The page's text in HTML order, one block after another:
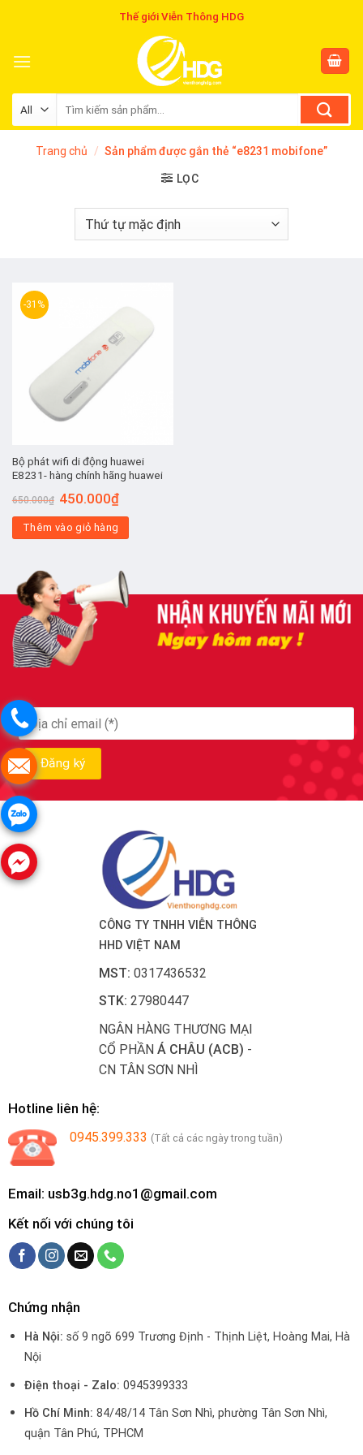
Thế giới Viễn Thông HDG
Trang chủ / Sản phẩm được gắn thẻ “e8231 mobifone”
LỌC
-31%
Bộ phát wifi di động huawei
E8231- hàng chính hãng huawei
650.000₫ Giá
gốc
là:
650.000₫.
450.000₫Giá
tại
450.000₫.
Thêm vào giỏ hàng
CÔNG TY TNHH VIỄN THÔNG
HHD VIỆT NAM
MST: 0317436532
STK: 27980447
NGÂN HÀNG THƯƠNG MẠI
CỔ PHẦN Á CHÂU (ACB) -
CN TÂN SƠN NHÌ
Hotline liên hệ:
0945.399.333 (Tất cả các ngày trong tuần)
Email: usb3g.hdg.no1@gmail.com
Kết nối với chúng tôi
Chứng nhận
Hà Nội:số 9 ngõ 699 Trương Định - Thịnh Liệt, Hoàng Mai, Hà
Nội
Điện thoại - Zalo: 0945399333
Hồ Chí Minh: 84/48/14 Tân Sơn Nhì, phường Tân Sơn Nhì,
quận Tân Phú, TPHCM